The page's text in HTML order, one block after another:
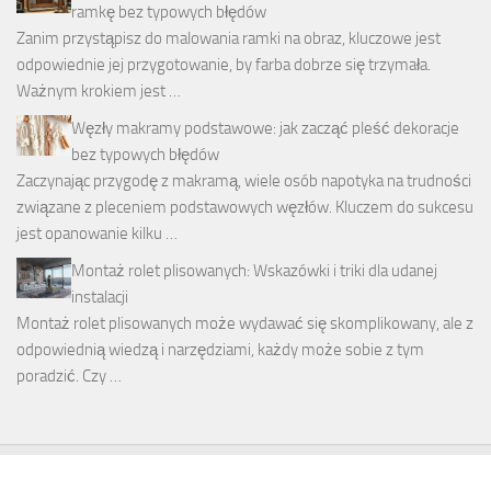
ramkę bez typowych błędów
Zanim przystąpisz do malowania ramki na obraz, kluczowe jest
odpowiednie jej przygotowanie, by farba dobrze się trzymała.
Ważnym krokiem jest …
Węzły makramy podstawowe: jak zacząć pleść dekoracje
bez typowych błędów
Zaczynając przygodę z makramą, wiele osób napotyka na trudności
związane z pleceniem podstawowych węzłów. Kluczem do sukcesu
jest opanowanie kilku …
Montaż rolet plisowanych: Wskazówki i triki dla udanej
instalacji
Montaż rolet plisowanych może wydawać się skomplikowany, ale z
odpowiednią wiedzą i narzędziami, każdy może sobie z tym
poradzić. Czy …